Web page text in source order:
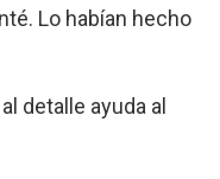
Lo habían hecho
detalle ayuda al